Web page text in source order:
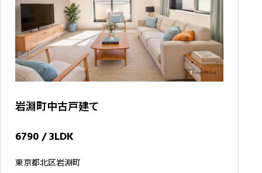
岩淵町中古戸建て
6790 / 3LDK
東京都北区岩淵町